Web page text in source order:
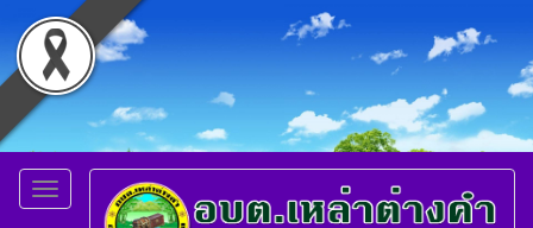
Toggle
navigation